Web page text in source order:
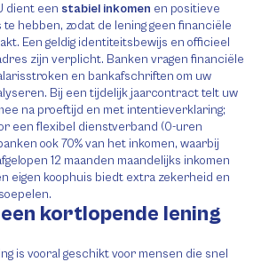
dient een stabiel inkomen en positieve
hebben, zodat de lening geen financiële
Een geldig identiteitsbewijs en officieel
zijn verplicht. Banken vragen financiële
en bankafschriften om uw
Bij een tijdelijk jaarcontract telt uw
na proeftijd en met intentieverklaring;
een flexibel dienstverband (0-uren
ook 70% van het inkomen, waarbij
12 maanden maandelijks inkomen
eigen koophuis biedt extra zekerheid en
kortlopende lening
is vooral geschikt voor mensen die snel